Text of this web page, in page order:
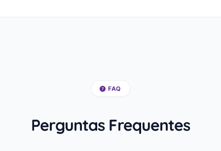
FAQ
Perguntas Frequentes